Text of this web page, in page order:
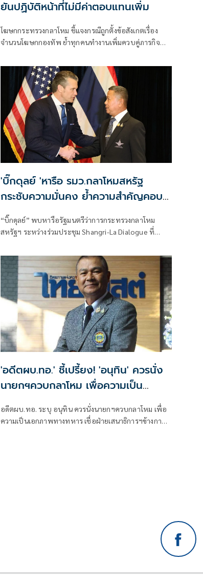
ยันปฏิบัติหน้าที่ไม่มีค่าตอบแทนเพิ่ม
โฆษกกระทรวงกลาโหม ชี้แจงกรณีถูกตั้งข้อสังเกตเรื่อง
จำนวนโฆษกกองทัพ ย้ำทุกคนทำงานเพิ่มควบคู่ภารกิจ
'บิ๊กดุลย์ 'หารือ รมว.กลาโหมสหรัฐ
กระชับความมั่นคง ย้ำความสำคัญคอบร้า
โกลด์
“บิ๊กดุลย์” พบหารือรัฐมนตรีว่าการกระทรวงกลาโหม
สหรัฐฯ ระหว่างร่วมประชุม Shangri-La Dialogue ที่
สหรัฐฯ เห็นพ้องปรับปรุงกรอบความร่วมมือและเอกสารที่
เกี่ยวข้องให้ทันสมัยรับมือภัยคุกคามรูปแบบใหม่ พ
'อดีตผบ.ทอ.' ชี้เปรี้ยง! 'อนุทิน' ควรนั่ง
นายกฯควบกลาโหม เพื่อความเป็น
อดีตผบ.ทอ. ระบุ อนุทิน ควรนั่งนายกฯควบกลาโหม เพื่อ
ความเป็นเอกภาพทางทหาร เชื่อฝ่ายเสนาธิการฯข้างกาย